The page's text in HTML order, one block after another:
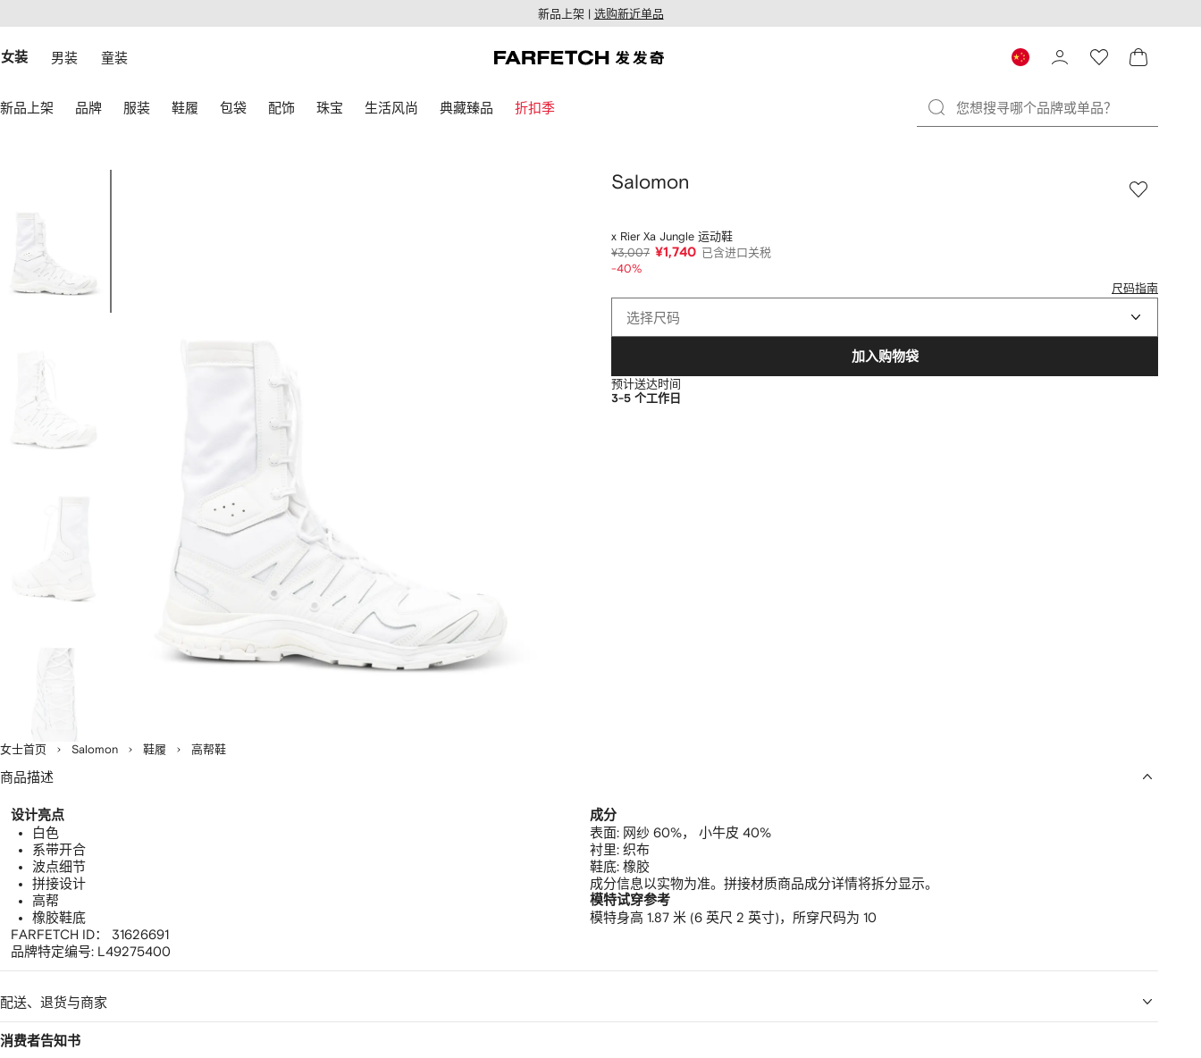
内
障碍网络
新品上架 | 选购新近单品
女装 男装 童装
新品上架 品牌 服装 鞋履 包袋 配饰 珠宝 生活风尚 典藏臻品 折扣季
女士首页 Salomon 鞋履 高帮鞋
Salomon
x Rier Xa Jungle 运动鞋
¥3,007 ¥1,740 已含进口关税
-40%
尺码指南
尺
选择尺码
加入购物袋
预计送达时间
3-5 个工作日
商品描述
设计亮点
白色
系带开合
波点细节
拼接设计
高帮
橡胶鞋底
FARFETCH ID： 31626691
品牌特定编号: L49275400
成分
表面: 网纱 60%， 小牛皮 40%
衬里: 织布
鞋底: 橡胶
成分信息以实物为准。拼接材质商品成分详情将拆分显示。
模特试穿参考
模特身高 1.87 米 (6 英尺 2 英寸)，所穿尺码为 10
配送、退货与商家
消费者告知书